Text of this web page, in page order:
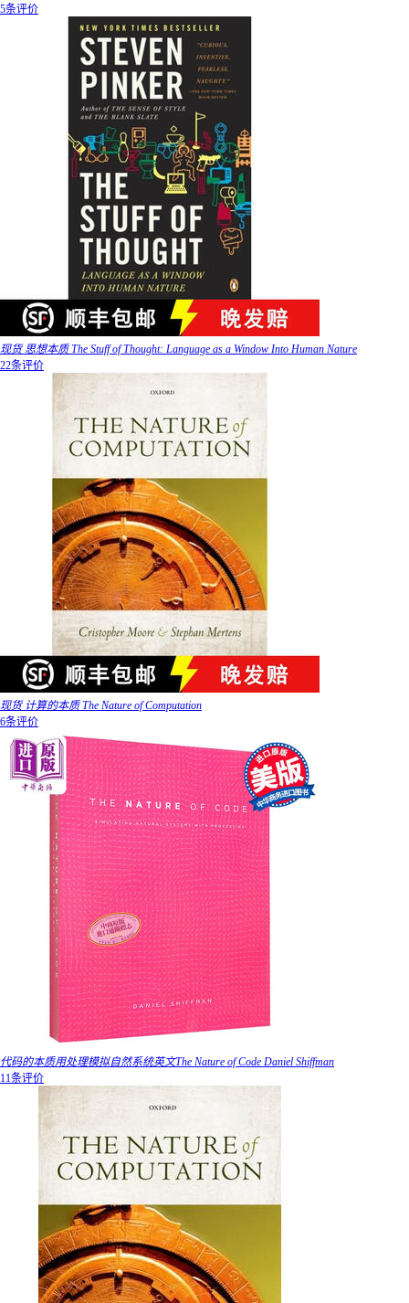
5条评价
现货 思想本质 The Stuff of Thought: Language as a Window Into Human Nature
22条评价
现货 计算的本质 The Nature of Computation
6条评价
代码的本质用处理模拟自然系统英文The Nature of Code Daniel Shiffman
11条评价